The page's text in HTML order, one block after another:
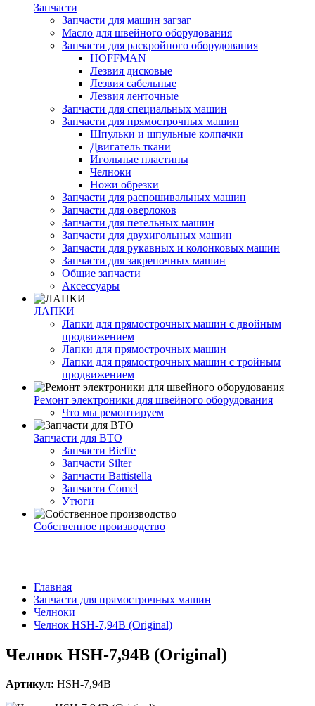
Запчасти
Запчасти для машин загзаг
Масло для швейного оборудования
Запчасти для раскройного оборудования
HOFFMAN
Лезвия дисковые
Лезвия сабельные
Лезвия ленточные
Запчасти для специальных машин
Запчасти для прямострочных машин
Шпульки и шпульные колпачки
Двигатель ткани
Игольные пластины
Челноки
Ножи обрезки
Запчасти для распошивальных машин
Запчасти для оверлоков
Запчасти для петельных машин
Запчасти для двухигольных машин
Запчасти для рукавных и колонковых машин
Запчасти для закрепочных машин
Общие запчасти
Аксессуары
ЛАПКИ
Лапки для прямострочных машин с двойным
продвижением
Лапки для прямострочных машин
Лапки для прямострочных машин с тройным
продвижением
Ремонт электроники для швейного оборудования
Что мы ремонтируем
Запчасти для ВТО
Запчасти Bieffe
Запчасти Silter
Запчасти Battistella
Запчасти Comel
Утюги
Собственное производство
Главная
Запчасти для прямострочных машин
Челноки
Челнок HSH-7,94B (Original)
Челнок HSH-7,94B (Original)
Артикул: HSH-7,94B